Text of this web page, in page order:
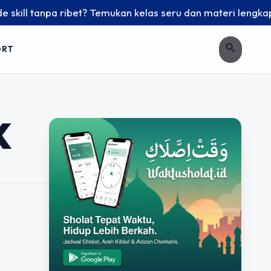
tanpa ribet? Temukan kelas seru dan materi lengkap
search